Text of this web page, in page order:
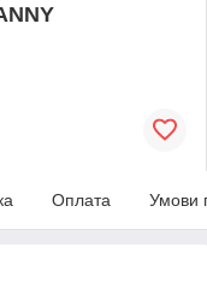
Оплата Умови